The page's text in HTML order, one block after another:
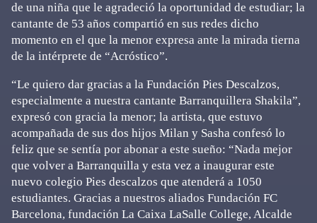
de una niña que le agradeció la oportunidad de estudiar; la
cantante de 53 años compartió en sus redes dicho
momento en el que la menor expresa ante la mirada tierna
de la intérprete de “Acróstico”.
“Le quiero dar gracias a la Fundación Pies Descalzos,
especialmente a nuestra cantante Barranquillera Shakila”,
expresó con gracia la menor; la artista, que estuvo
acompañada de sus dos hijos Milan y Sasha confesó lo
feliz que se sentía por abonar a este sueño: “Nada mejor
que volver a Barranquilla y esta vez a inaugurar este
nuevo colegio Pies descalzos que atenderá a 1050
estudiantes. Gracias a nuestros aliados Fundación FC
Barcelona, fundación La Caixa LaSalle College, Alcalde